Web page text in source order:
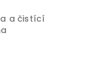
a čistící